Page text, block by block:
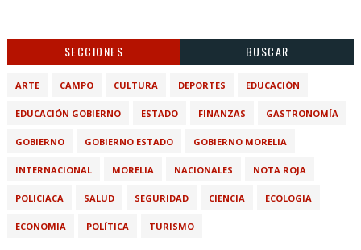
SECCIONES BUSCAR
ARTE CAMPO CULTURA DEPORTES EDUCACIÓN
EDUCACIÓN GOBIERNO ESTADO FINANZAS GASTRONOMÍA
GOBIERNO GOBIERNO ESTADO GOBIERNO MORELIA
INTERNACIONAL MORELIA NACIONALES NOTA ROJA
POLICIACA SALUD SEGURIDAD CIENCIA ECOLOGIA
ECONOMIA POLÍTICA TURISMO